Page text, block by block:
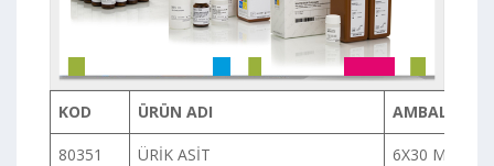
KOD ÜRÜN ADI AMBALAJI
80351 ÜRİK ASİT 6X30 ML